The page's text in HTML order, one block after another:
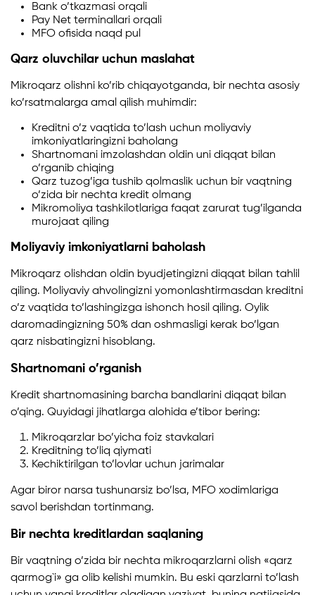
Bank o’tkazmasi orqali
Pay Net terminallari orqali
MFO ofisida naqd pul
Qarz oluvchilar uchun maslahat
Mikroqarz olishni ko’rib chiqayotganda, bir nechta asosiy
ko’rsatmalarga amal qilish muhimdir:
Kreditni o’z vaqtida to’lash uchun moliyaviy
imkoniyatlaringizni baholang
Shartnomani imzolashdan oldin uni diqqat bilan
o’rganib chiqing
Qarz tuzog’iga tushib qolmaslik uchun bir vaqtning
o’zida bir nechta kredit olmang
Mikromoliya tashkilotlariga faqat zarurat tug’ilganda
murojaat qiling
Moliyaviy imkoniyatlarni baholash
Mikroqarz olishdan oldin byudjetingizni diqqat bilan tahlil
qiling. Moliyaviy ahvolingizni yomonlashtirmasdan kreditni
o’z vaqtida to’lashingizga ishonch hosil qiling. Oylik
daromadingizning 50% dan oshmasligi kerak bo’lgan
qarz nisbatingizni hisoblang.
Shartnomani o’rganish
Kredit shartnomasining barcha bandlarini diqqat bilan
o’qing. Quyidagi jihatlarga alohida e’tibor bering:
Mikroqarzlar bo’yicha foiz stavkalari
Kreditning to’liq qiymati
Kechiktirilgan to’lovlar uchun jarimalar
Agar biror narsa tushunarsiz bo’lsa, MFO xodimlariga
savol berishdan tortinmang.
Bir nechta kreditlardan saqlaning
Bir vaqtning o’zida bir nechta mikroqarzlarni olish «qarz
qarmog`i» ga olib kelishi mumkin. Bu eski qarzlarni to’lash